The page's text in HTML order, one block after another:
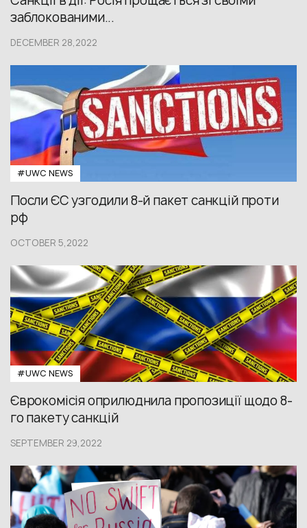
заблокованими...
DECEMBER 28,2022
#UWС NEWS
Посли ЄС узгодили 8-й пакет санкцій проти
рф
OCTOBER 5,2022
#UWС NEWS
Єврокомісія оприлюднила пропозиції щодо 8-
го пакету санкцій
SEPTEMBER 29,2022